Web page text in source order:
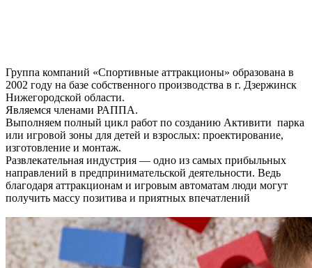
Группа компаний «Спортивные аттракционы» образована в
2002 году на базе собственного производства в г. Дзержинск
Нижегородской области.
Являемся членами РАППА.
Выполняем полный цикл работ по созданию Активити парка
или игровой зоны для детей и взрослых: проектирование,
изготовление и монтаж.
Развлекательная индустрия — одно из самых прибыльных
направлений в предпринимательской деятельности. Ведь
благодаря аттракционам и игровым автоматам люди могут
получить массу позитива и приятных впечатлений